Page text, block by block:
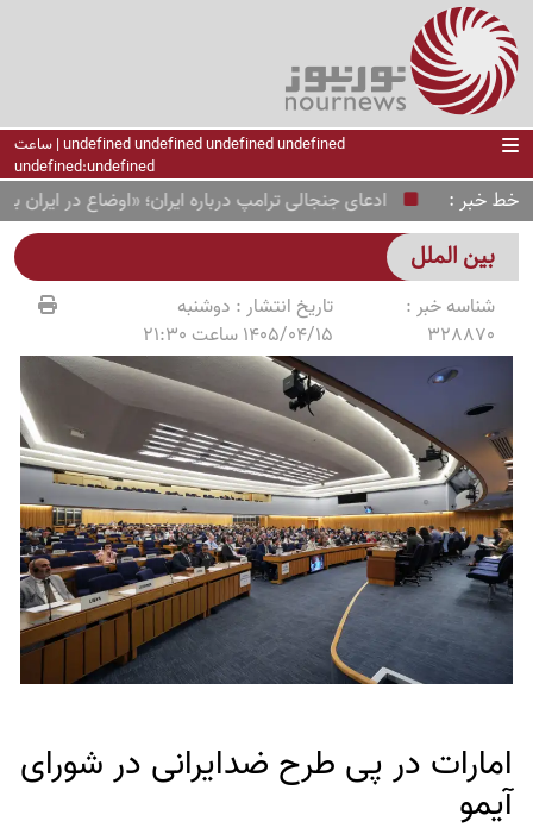
undefined undefined undefined undefined | ساعت
undefined:undefined
خط خبر ادعای جنجالی ترامپ درباره ایران؛ «اوضاع در ایران
بین الملل
شناسه خبر :
328870
تاریخ انتشار : دوشنبه
1405/04/15 ساعت 21:30
امارات در پی طرح ضدایرانی در شورای
آیمو